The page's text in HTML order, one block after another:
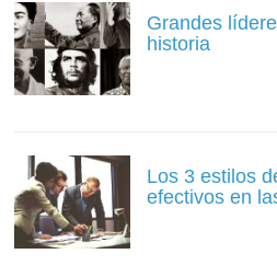
Grandes
historia
Los 3 estilos
efectivos en